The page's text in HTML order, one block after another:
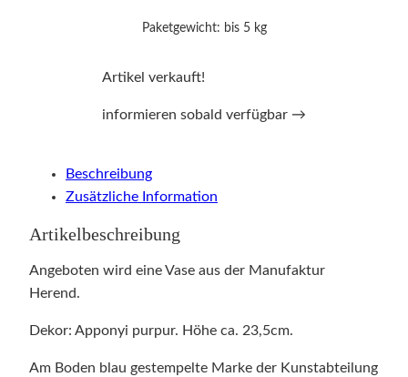
Paketgewicht: bis 5 kg
Artikel verkauft!
informieren sobald verfügbar →
Beschreibung
Zusätzliche Information
Artikelbeschreibung
Angeboten wird eine Vase aus der Manufaktur
Herend.
Dekor: Apponyi purpur. Höhe ca. 23,5cm.
Am Boden blau gestempelte Marke der Kunstabteilung